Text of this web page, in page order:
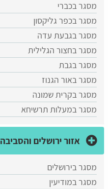
מסגר בכברי
מסגר בכפר גליקסון
מסגר בגבעת עדה
מסגר בחצור הגלילית
מסגר בגבת
מסגר באור הגנוז
מסגר בקרית שמונה
מסגר במעלות תרשיחא
אזור ירושלים והסביבה
מסגר בירושלים
מסגר במודיעין